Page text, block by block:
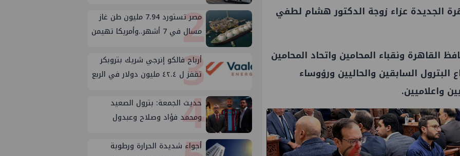
الجديدة عزاء زوجة الدكتورهشام لطفي
القاهرة ونقباء المحامين واتحاد المحامين
البترول السابقين والحاليين ورؤوساء
واعلاميين.
2
مصر تستورد 7.94 مليون طن غاز
مسال في 7 أشهر..وأمريكا تهيمن
3
أرباح فالكو إنرجي شريك بتروبكر
تقفز ل ٤٢.٤ مليون دولار في الربع
4
حديث الجمعة: بترول الصعيد
ومحمد فؤاد وصلاح وعبدول
أجواء شديدة الحرارة ورطوبة